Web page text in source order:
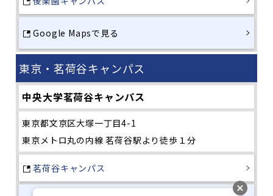
Google Mapsで見る
東京・茗荷谷キャンパス
中央大学茗荷谷キャンパス
東京都文京区大塚一丁目4-1
東京メトロ丸の内線 茗荷谷駅より徒歩１分
茗荷谷キャンパス